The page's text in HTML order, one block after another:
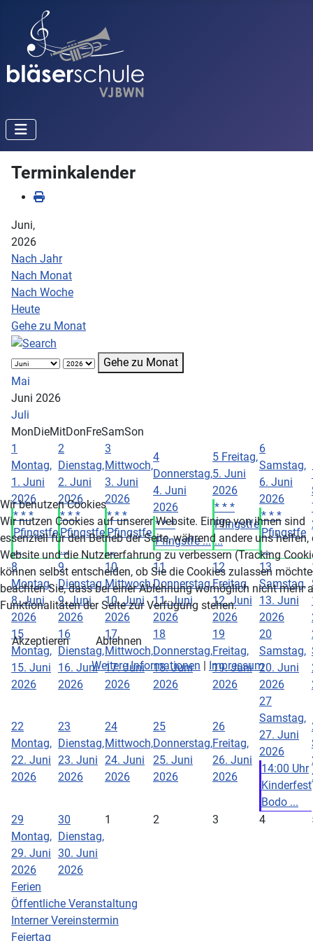
Terminkalender
Juni,
2026
Nach Jahr
Nach Monat
Nach Woche
Heute
Gehe zu Monat
Gehe zu Monat
Mai
Juni 2026
Juli
MonDieMitDonFreSamSon
1
Montag,
1. Juni
2026
* * *
Pfingstfe
...
2
Dienstag,
2. Juni
2026
* * *
Pfingstfe
...
3
Mittwoch,
3. Juni
2026
* * *
Pfingstfe
...
4
Donnerstag,
4. Juni
2026
* * *
Pfingstfe ...
5 Freitag,
5. Juni
2026
* * *
Pfingstfe
...
6
Samstag,
6. Juni
2026
* * *
Pfingstfe
...
8
Montag,
8. Juni
2026
9
Dienstag,
9. Juni
2026
10
Mittwoch,
10. Juni
2026
11
Donnerstag,
11. Juni
2026
12
Freitag,
12. Juni
2026
13
Samstag,
13. Juni
2026
15
Montag,
15. Juni
2026
16
Dienstag,
16. Juni
2026
17
Mittwoch,
17. Juni
2026
18
Donnerstag,
18. Juni
2026
19
Freitag,
19. Juni
2026
20
Samstag,
20. Juni
2026
22
Montag,
22. Juni
2026
23
Dienstag,
23. Juni
2026
24
Mittwoch,
24. Juni
2026
25
Donnerstag,
25. Juni
2026
26
Freitag,
26. Juni
2026
27
Samstag,
27. Juni
2026
14:00 Uhr
Kinderfest
Bodo ...
29
Montag,
29. Juni
2026
30
Dienstag,
30. Juni
2026
1 2 3 4
Ferien
Öffentliche Veranstaltung
Interner Vereinstermin
Feiertag
Wir benutzen Cookies
Wir nutzen Cookies auf unserer Website. Einige von ihnen sind
essenziell für den Betrieb der Seite, während andere uns helfen,
Website und die Nutzererfahrung zu verbessern (Tracking
können selbst entscheiden, ob Sie die Cookies zulassen
beachten Sie, dass bei einer Ablehnung womöglich nicht mehr
Funktionalitäten der Seite zur Verfügung stehen.
Akzeptieren
Ablehnen
Weitere Informationen | Impressum